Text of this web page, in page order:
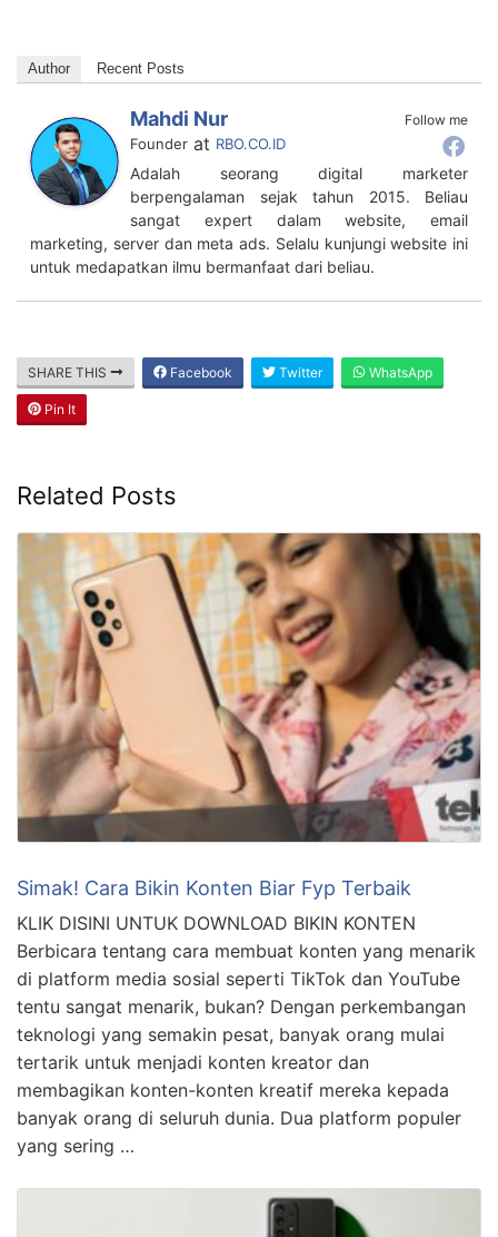
Author Recent Posts
Follow me
Mahdi Nur
Founder at RBO.CO.ID
Adalah seorang digital marketer
berpengalaman sejak tahun 2015. Beliau
sangat expert dalam website, email
marketing, server dan meta ads. Selalu kunjungi website ini
untuk medapatkan ilmu bermanfaat dari beliau.
SHARE THIS Facebook Twitter WhatsApp
Pin It
Related Posts
Simak! Cara Bikin Konten Biar Fyp Terbaik
KLIK DISINI UNTUK DOWNLOAD BIKIN KONTEN
Berbicara tentang cara membuat konten yang menarik
di platform media sosial seperti TikTok dan YouTube
tentu sangat menarik, bukan? Dengan perkembangan
teknologi yang semakin pesat, banyak orang mulai
tertarik untuk menjadi konten kreator dan
membagikan konten-konten kreatif mereka kepada
banyak orang di seluruh dunia. Dua platform populer
yang sering …